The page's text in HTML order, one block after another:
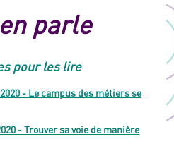
parle
pour les lire
- Le campus des métiers se
- Trouver sa voie de manière